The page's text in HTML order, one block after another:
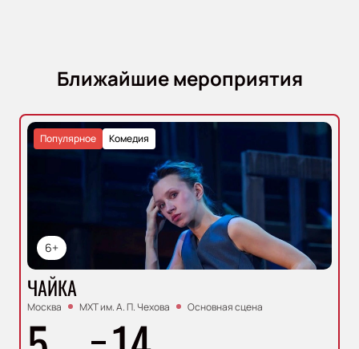
Ближайшие мероприятия
6+
Комедия
Популярное
ЧАЙКА
Москва МХТ им. А. П. Чехова Основная сцена